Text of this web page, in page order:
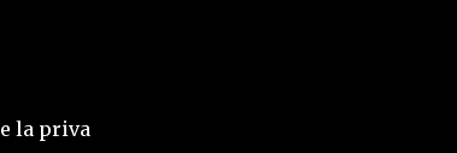
la priva